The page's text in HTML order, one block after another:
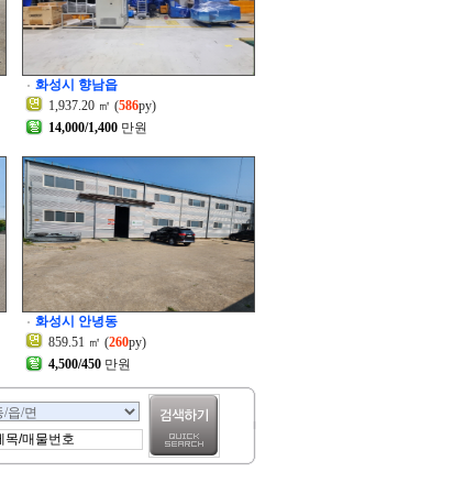
화성시 향남읍
1,937.20 ㎡ (586py)
14,000/1,400만원
화성시 안녕동
859.51 ㎡ (260py)
4,500/450만원